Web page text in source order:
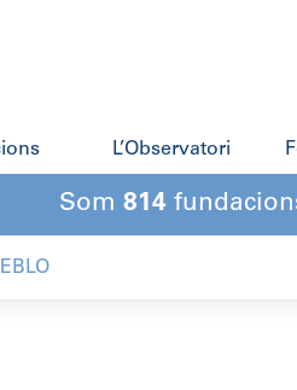
L’Observatori
Som 814